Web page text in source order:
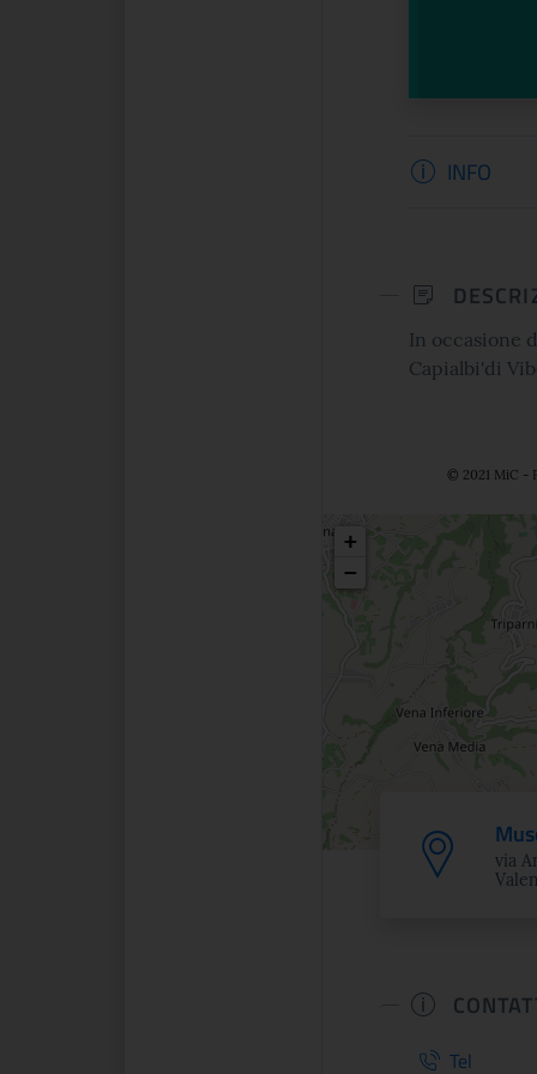
INFO
In occasione
Capialbi'di
© 2021 MiC -
+
−
via
Tel